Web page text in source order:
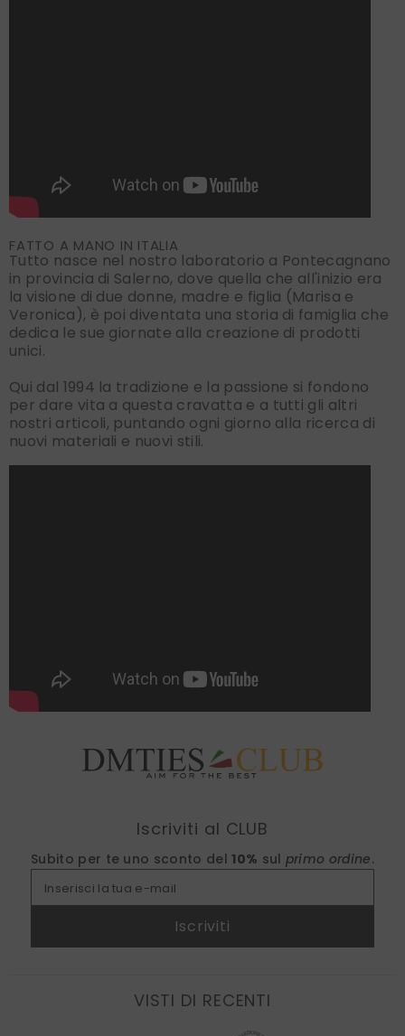
FATTO A MANO IN ITALIA
Tutto nasce nel nostro laboratorio a Pontecagnano
in provincia di Salerno, dove quella che all'inizio era
la visione di due donne, madre e figlia (Marisa e
Veronica), è poi diventata una storia di famiglia che
dedica le sue giornate alla creazione di prodotti
unici.
Qui dal 1994 la tradizione e la passione si fondono
per dare vita a questa cravatta e a tutti gli altri
nostri articoli, puntando ogni giorno alla ricerca di
nuovi materiali e nuovi stili.
Iscriviti al CLUB
Subito per te uno sconto del 10% sul primo ordine.
Inserisci la tua e-mail
Iscriviti
VISTI DI RECENTI